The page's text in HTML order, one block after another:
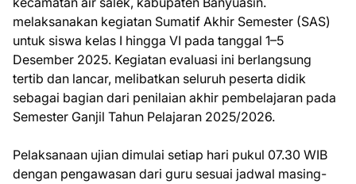
melaksanakan kegiatan Sumatif Akhir Semester (SAS)
untuk siswa kelas I hingga VI pada tanggal 1–5
Desember 2025. Kegiatan evaluasi ini berlangsung
tertib dan lancar, melibatkan seluruh peserta didik
sebagai bagian dari penilaian akhir pembelajaran pada
Semester Ganjil Tahun Pelajaran 2025/2026.
Pelaksanaan ujian dimulai setiap hari pukul 07.30 WIB
dengan pengawasan dari guru sesuai jadwal masing-